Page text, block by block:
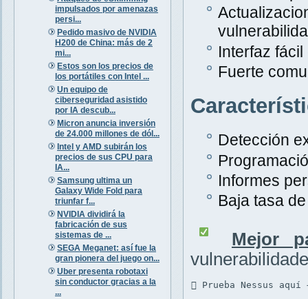
impulsados por amenazas
persi...
Pedido masivo de NVIDIA
H200 de China: más de 2
mi...
Estos son los precios de
los portátiles con Intel ...
Un equipo de
ciberseguridad asistido
por IA descub...
Micron anuncia inversión
de 24.000 millones de dól...
Intel y AMD subirán los
precios de sus CPU para
IA...
Samsung ultima un
Galaxy Wide Fold para
triunfar f...
NVIDIA dividirá la
fabricación de sus
sistemas de ...
SEGA Meganet: así fue la
gran pionera del juego on...
Uber presenta robotaxi
sin conductor gracias a la
...
Interfaz
Fuerte
Detección
Informes
Baja tasa
Mejor
 Prueba Nessus aquí